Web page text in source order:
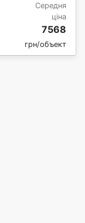
Середня
ціна
7568
грн/объект